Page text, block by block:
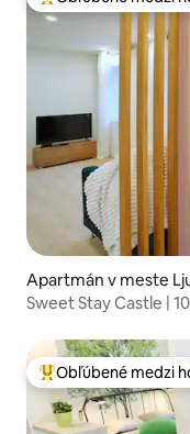
Najobľúbenejšie
Apartmán v meste
Sweet Stay Castle |
Najobľúbenejšie
Obľúbené medzi